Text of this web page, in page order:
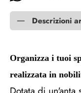
Descrizioni
Organizza i tuoi
realizzata in